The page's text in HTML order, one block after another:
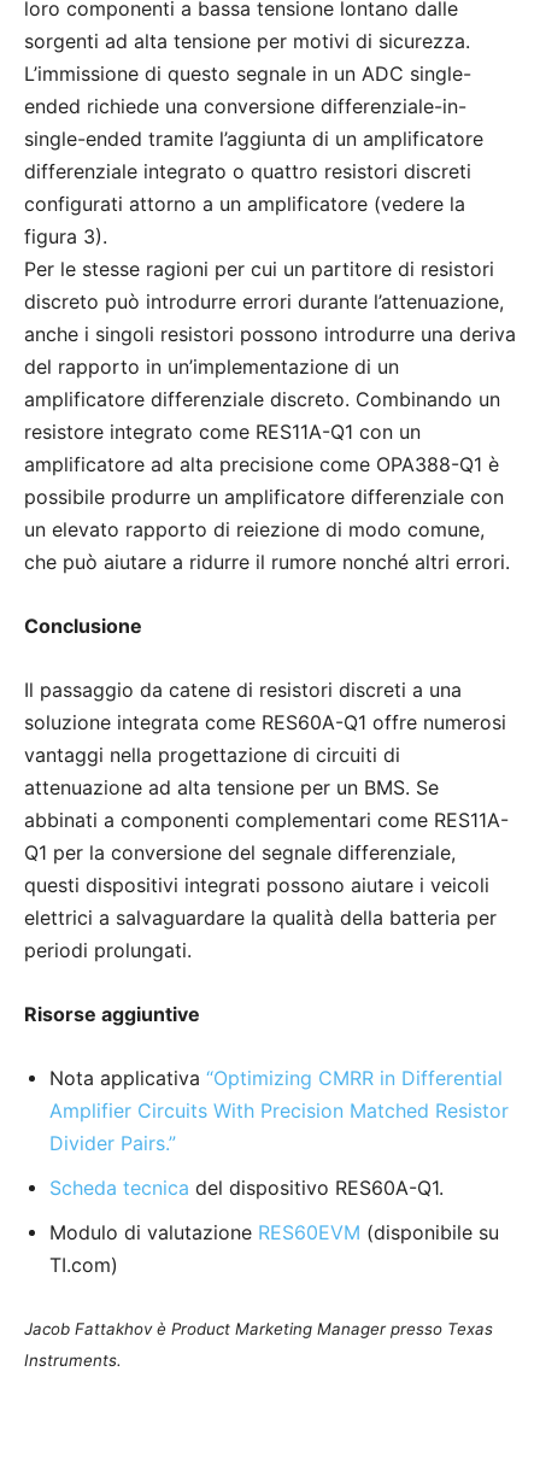
loro componenti a bassa tensione lontano dalle
sorgenti ad alta tensione per motivi di sicurezza.
L’immissione di questo segnale in un ADC single-
ended richiede una conversione differenziale-in-
single-ended tramite l’aggiunta di un amplificatore
differenziale integrato o quattro resistori discreti
configurati attorno a un amplificatore (vedere la
figura 3).
Per le stesse ragioni per cui un partitore di resistori
discreto può introdurre errori durante l’attenuazione,
anche i singoli resistori possono introdurre una deriva
del rapporto in un’implementazione di un
amplificatore differenziale discreto. Combinando un
resistore integrato come RES11A-Q1 con un
amplificatore ad alta precisione come OPA388-Q1 è
possibile produrre un amplificatore differenziale con
un elevato rapporto di reiezione di modo comune,
che può aiutare a ridurre il rumore nonché altri errori.
Conclusione
Il passaggio da catene di resistori discreti a una
soluzione integrata come RES60A-Q1 offre numerosi
vantaggi nella progettazione di circuiti di
attenuazione ad alta tensione per un BMS. Se
abbinati a componenti complementari come RES11A-
Q1 per la conversione del segnale differenziale,
questi dispositivi integrati possono aiutare i veicoli
elettrici a salvaguardare la qualità della batteria per
periodi prolungati.
Risorse aggiuntive
Nota applicativa “Optimizing CMRR in Differential
Amplifier Circuits With Precision Matched Resistor
Divider Pairs.”
Scheda tecnica del dispositivo RES60A-Q1.
Modulo di valutazione RES60EVM (disponibile su
TI.com)
Jacob Fattakhov è Product Marketing Manager presso Texas
Instruments.